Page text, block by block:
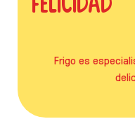
Frigo es